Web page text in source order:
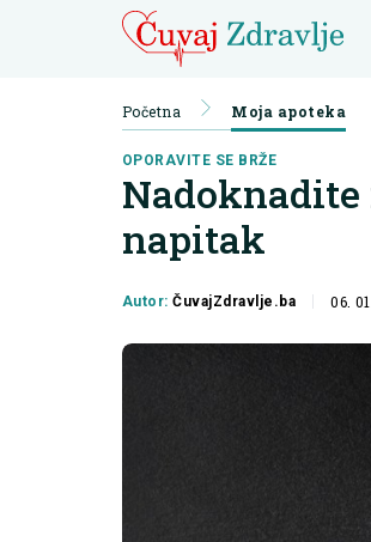
Početna Moja apoteka
OPORAVITE SE BRŽE
napitak
Autor:ČuvajZdravlje.ba 06.